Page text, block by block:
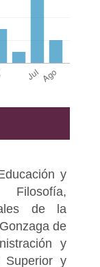
y
Filosofía,
de la
de
y
Superior y